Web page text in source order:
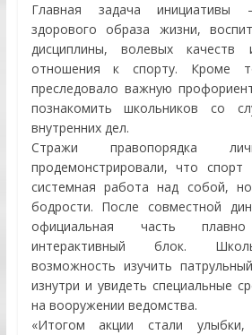
Главная задача инициативы
здорового образа жизни,
дисциплины, волевых качеств
отношения к спорту. Кроме
преследовало важную
познакомить школьников со
внутренних дел.
Стражи правопорядка
продемонстрировали, что
системная работа над собой,
бодрости. После совместной
официальная часть
интерактивный блок.
возможность изучить
изнутри и увидеть специальные
на вооружении ведомства.
«Итогом акции стали